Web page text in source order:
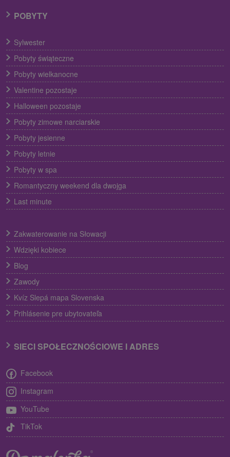
POBYTY
Sylwester
Pobyty świąteczne
Pobyty wielkanocne
Valentine pozostaje
Halloween pozostaje
Pobyty zimowe narciarskie
Pobyty jesienne
Pobyty letnie
Pobyty w spa
Romantyczny weekend dla dwojga
Last minute
Zakwaterowanie na Słowacji
Wdzięki kobiece
Blog
Zawody
Kvíz Slepá mapa Slovenska
Prihlásenie pre ubytovateľa
SIECI SPOŁECZNOŚCIOWE I ADRES
Facebook
Instagram
YouTube
TikTok